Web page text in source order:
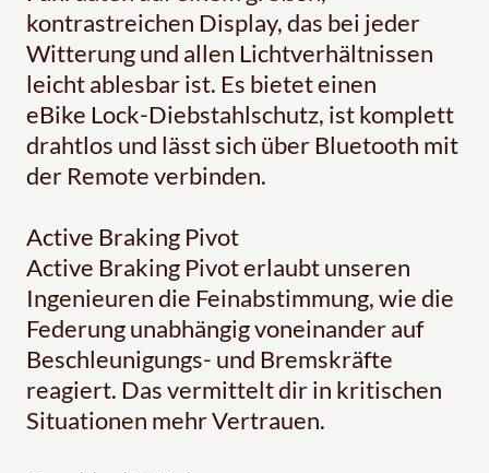
kontrastreichen Display, das bei jeder
Witterung und allen Lichtverhältnissen
leicht ablesbar ist. Es bietet einen
eBike Lock-Diebstahlschutz, ist komplett
drahtlos und lässt sich über Bluetooth mit
der Remote verbinden.
Active Braking Pivot
Active Braking Pivot erlaubt unseren
Ingenieuren die Feinabstimmung, wie die
Federung unabhängig voneinander auf
Beschleunigungs- und Bremskräfte
reagiert. Das vermittelt dir in kritischen
Situationen mehr Vertrauen.